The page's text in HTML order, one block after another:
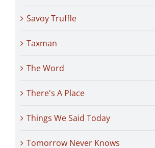
Savoy Truffle
Taxman
The Word
There's A Place
Things We Said Today
Tomorrow Never Knows